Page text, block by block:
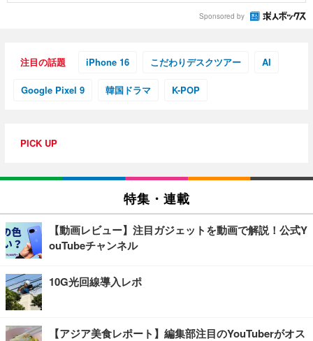
Sponsored by
注目の話題 iPhone 16 こだわりデスクツアー AI
Google Pixel 9 韓国ドラマ K-POP
PICK UP
特集・連載
【動画レビュー】注目ガジェットを動画で解説！公式Y
ouTubeチャンネル
10G光回線導入レポ
【アジア美食レポート】編集部注目のYouTuberがオス